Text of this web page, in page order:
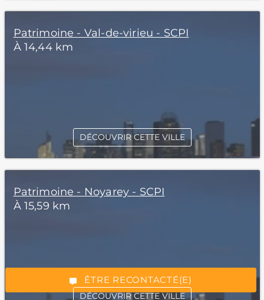
*Champs obligatoires
“Excellent”, 165 avis
ÊTRE RECONTACTÉ(E)
Patrimoine - Val-de-virieu - SCPI
À 14,44 km
DÉCOUVRIR CETTE VILLE
Patrimoine - Noyarey - SCPI
À 15,59 km
DÉCOUVRIR CETTE VILLE